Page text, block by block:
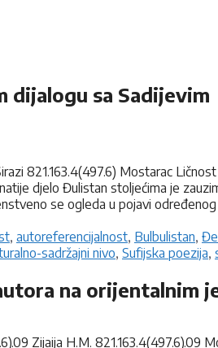
dijalogu sa Sadijevim
821.163.4(497.6) Mostarac Ličnost
djelo Đulistan stoljećima je
se ogleda u pojavi
, autoreferencijalnost, Bulbulistan,
sadržajni nivo, Sufijska poezija,
na orijentalnim
Zijaija H.M. 821.163.4(497.6).09